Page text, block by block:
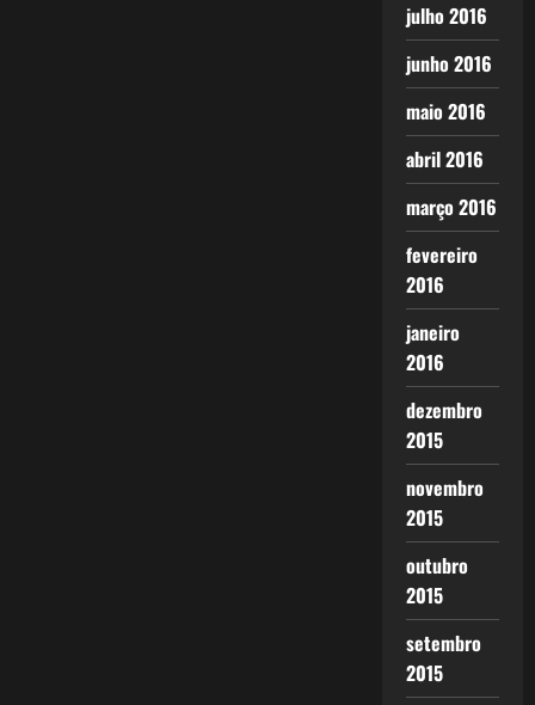
julho 2016
junho 2016
maio 2016
abril 2016
março 2016
fevereiro
2016
janeiro
2016
dezembro
2015
novembro
2015
outubro
2015
setembro
2015